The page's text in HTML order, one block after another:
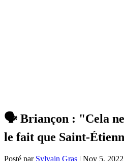
🗣 Briançon : "Cela
le fait que Saint-
Posté par Sylvain Gras | Nov 5, 2022